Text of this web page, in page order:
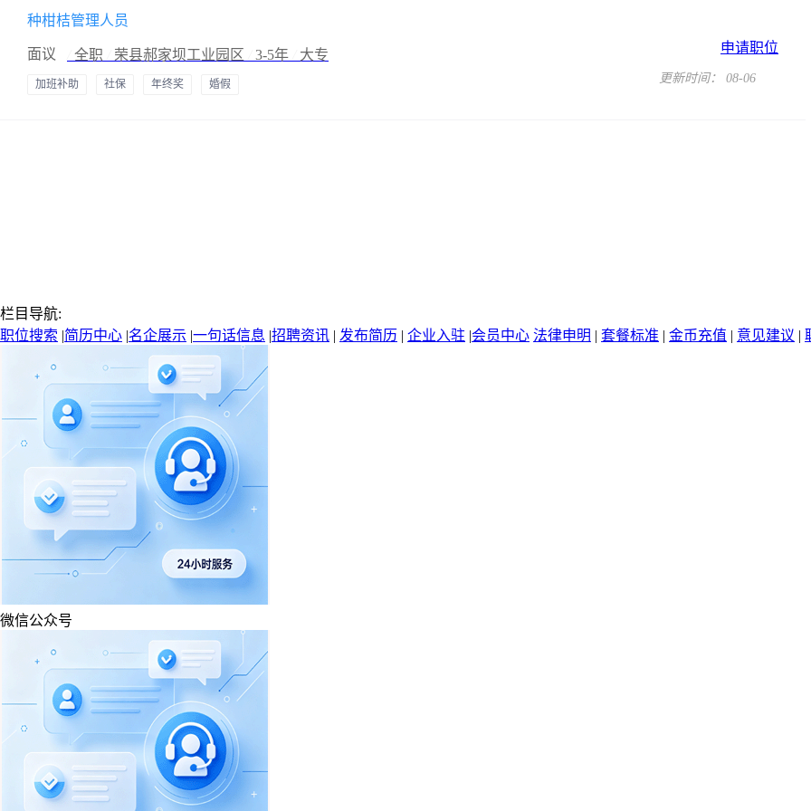
种柑桔管理人员
面议 全职 荣县郝家坝工业园区 3-5年 大专
加班补助 社保 年终奖 婚假
申请职位
更新时间： 08-06
栏目导航:
职位搜索 |简历中心 |名企展示 |一句话信息 |招聘资讯 | 发布简历 | 企业入驻 |会员中心 法律申明 | 套餐标准 | 金币充值 | 意见建议 |
微信公众号